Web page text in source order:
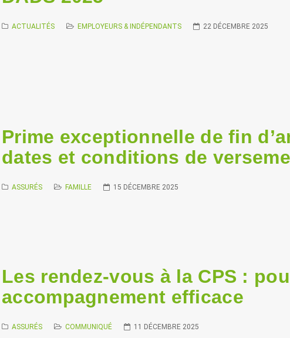
ACTUALITÉS EMPLOYEURS & INDÉPENDANTS 22 DÉCEMBRE 2025
Prime exceptionnelle de fin
dates et conditions de
ASSURÉS FAMILLE 15 DÉCEMBRE 2025
Les rendez-vous à la CPS :
accompagnement efficace
ASSURÉS COMMUNIQUÉ 11 DÉCEMBRE 2025